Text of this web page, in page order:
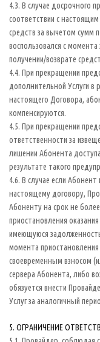
4.3. В случае досрочного
соответствии с
средств за вычетом сумм
воспользовался с
получении/возврате
4.4. При прекращении
дополнительной Услуги в
настоящего Договора,
компенсируются.
4.5. При прекращении
ответственности за
лишении Абонента
результате такого
4.6. В случае если
настоящему договору,
Абоненту на срок не
приостановления
имеющуюся
момента приостановления
своевременным взносом
сервера Абонента, либо
обязуется внести
Услуг за аналогичный
5. ОГРАНИЧЕНИЕ